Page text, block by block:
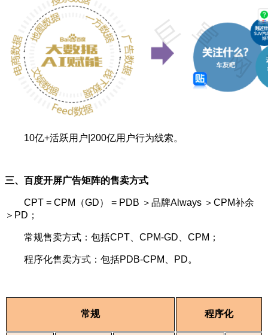
10亿+活跃用户|200亿用户行为线索。
三、百度开屏广告矩阵的售卖方式
CPT = CPM（GD） = PDB ＞品牌Always ＞CPM补余
＞PD；
常规售卖方式：包括CPT、CPM-GD、CPM；
程序化售卖方式：包括PDB-CPM、PD。
常规 程序化